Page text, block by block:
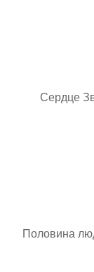
Сердце
Половина